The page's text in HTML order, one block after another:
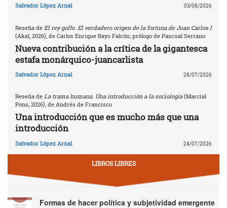
Salvador López Arnal 03/08/2026
Reseña de El rey golfo. El verdadero origen de la fortuna de Juan Carlos I
(Akal, 2026), de Carlos Enrique Bayo Falcón; prólogo de Pascual Serrano
Nueva contribución a la crítica de la gigantesca
estafa monárquico-juancarlista
Salvador López Arnal 28/07/2026
Reseña de La trama humana. Una introducción a la sociología(Marcial
Pons, 2026), de Andrés de Francisco
Una introducción que es mucho más que una
introducción
Salvador López Arnal 24/07/2026
LIBROS LIBRES
Formas de hacer política y subjetividad emergente